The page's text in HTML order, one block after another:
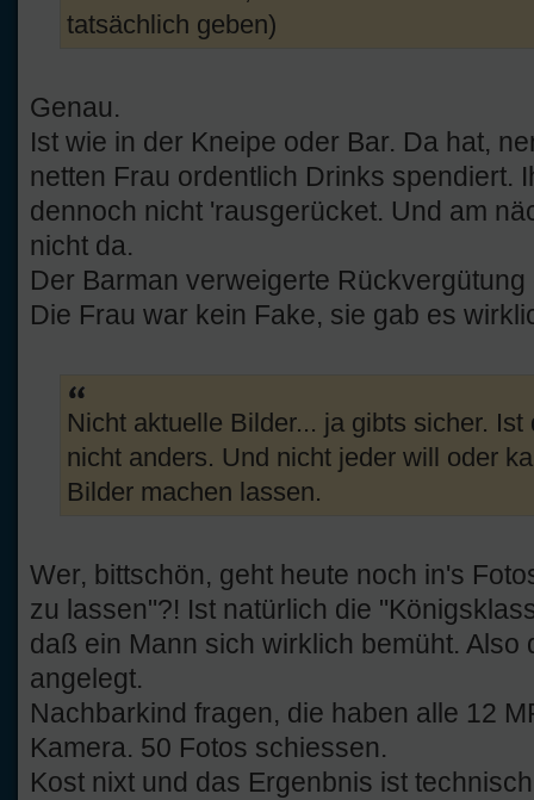
tatsächlich geben)
Genau.
Ist wie in der Kneipe oder Bar. Da hat,
netten Frau ordentlich Drinks spendiert.
dennoch nicht 'rausgerücket. Und am
nicht da.
Der Barman verweigerte
Die Frau war kein Fake, sie gab es
Nicht aktuelle Bilder... ja gibts sicher.
nicht anders. Und nicht jeder will oder
Bilder machen lassen.
Wer, bittschön, geht heute noch in's
zu lassen"?! Ist natürlich die
daß ein Mann sich wirklich bemüht. Also
angelegt.
Nachbarkind fragen, die haben alle 12
Kamera. 50 Fotos schiessen.
Kost nixt und das Ergenbnis ist